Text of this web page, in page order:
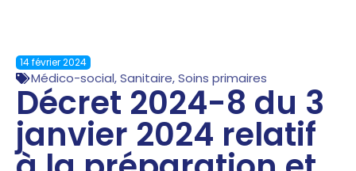
14 février 2024
Médico-social,Sanitaire,Soins primaires
Décret 2024-8 du 3
janvier 2024 relatif